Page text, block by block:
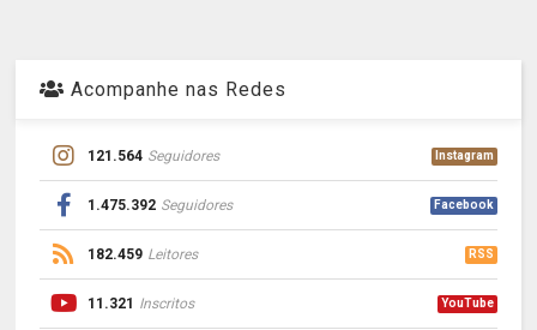
Acompanhe nas Redes
121.564 Seguidores Instagram
1.475.392 Seguidores Facebook
182.459 Leitores RSS
11.321 Inscritos YouTube